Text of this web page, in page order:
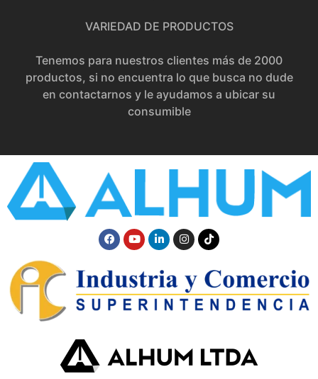
VARIEDAD DE PRODUCTOS
Tenemos para nuestros clientes más de 2000
productos, si no encuentra lo que busca no dude
en contactarnos y le ayudamos a ubicar su
consumible